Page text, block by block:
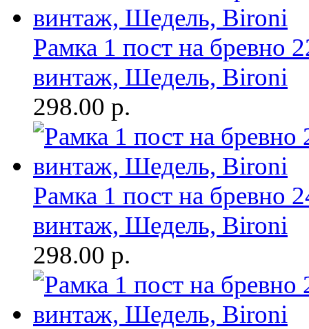
Рамка 1 пост на
винтаж, Шедель, Bironi
298.00 р.
Рамка 1 пост на
винтаж, Шедель, Bironi
298.00 р.